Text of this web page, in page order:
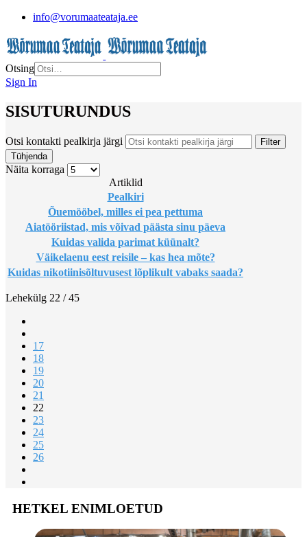
info@vorumaateataja.ee
Otsing
Sign In
SISUTURUNDUS
Otsi kontakti pealkirja järgi
Filter
Tühjenda
Näita korraga
Artiklid
Pealkiri
Õuemööbel, milles ei pea pettuma
Aiatööriistad, mis võivad päästa sinu päeva
Kuidas valida parimat küünalt?
Väikelaenu eest reisile – kas hea mõte?
Kuidas nikotiinisõltuvusest lõplikult vabaks saada?
Lehekülg 22 / 45
17
18
19
20
21
22
23
24
25
26
HETKEL ENIMLOETUD